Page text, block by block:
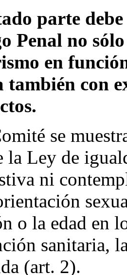
parte
Penal no
en
también con
se
la Ley de
ni
o la edad en
sanitaria,
(art. 2).